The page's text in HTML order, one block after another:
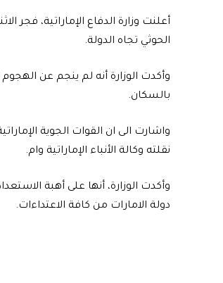
أعلنت وزارة الدفاع الإماراتية، فجر
الحوثي تجاه الدولة.
وأكدت الوزارة أنه لم ينجم عن
بالسكان.
واشارت الى ان القوات الجوية
نقلته وكالة الأنباء الإماراتية وام.
وأكدت الوزارة، أنها على أهبة
دولة الامارات من كافة الاعتداءات.